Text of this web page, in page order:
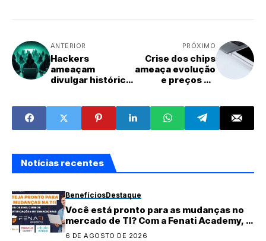
ANTERIOR
Hackers
ameaçam
divulgar histórico
conteúdo adulto
PRÓXIMO
Crise dos chips
ameaça evolução
e preços de
2026
Notícias recentes
BenefíciosDestaque
Você está pronto para as mudanças no
mercado de TI? Com a Fenati Academy, é
fácil se atualizar!
6 DE AGOSTO DE 2026